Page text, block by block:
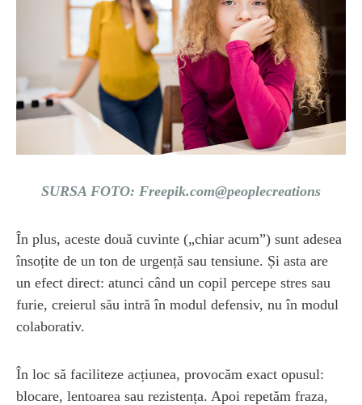
SURSA FOTO: Freepik.com@peoplecreations
În plus, aceste două cuvinte („chiar acum”) sunt adesea
însoțite de un ton de urgență sau tensiune. Și asta are
un efect direct: atunci când un copil percepe stres sau
furie, creierul său intră în modul defensiv, nu în modul
colaborativ.
În loc să faciliteze acțiunea, provocăm exact opusul:
blocare, lentoarea sau rezistența. Apoi repetăm ​​fraza,